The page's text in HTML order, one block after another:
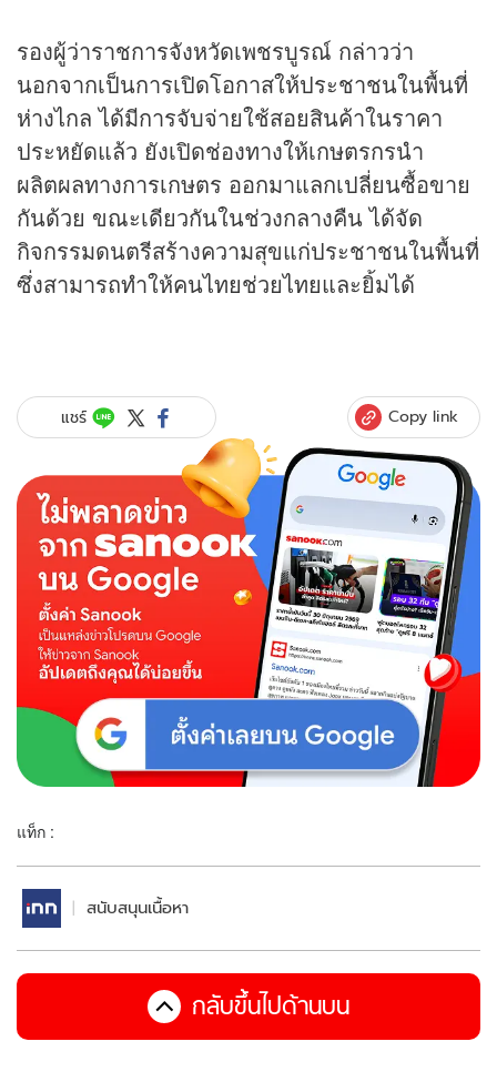
รองผู้ว่าราชการจังหวัดเพชรบูรณ์ กล่าวว่า
นอกจากเป็นการเปิดโอกาสให้ประชาชนในพื้นที่
ห่างไกล ได้มีการจับจ่ายใช้สอยสินค้าในราคา
ประหยัดแล้ว ยังเปิดช่องทางให้เกษตรกรนำ
ผลิตผลทางการเกษตร ออกมาแลกเปลี่ยนซื้อขาย
กันด้วย ขณะเดียวกันในช่วงกลางคืน ได้จัด
กิจกรรมดนตรีสร้างความสุขแก่ประชาชนในพื้นที่
ซึ่งสามารถทำให้คนไทยช่วยไทยและยิ้มได้
แชร์ Copy link
แท็ก :
สนับสนุนเนื้อหา
กลับขึ้นไปด้านบน